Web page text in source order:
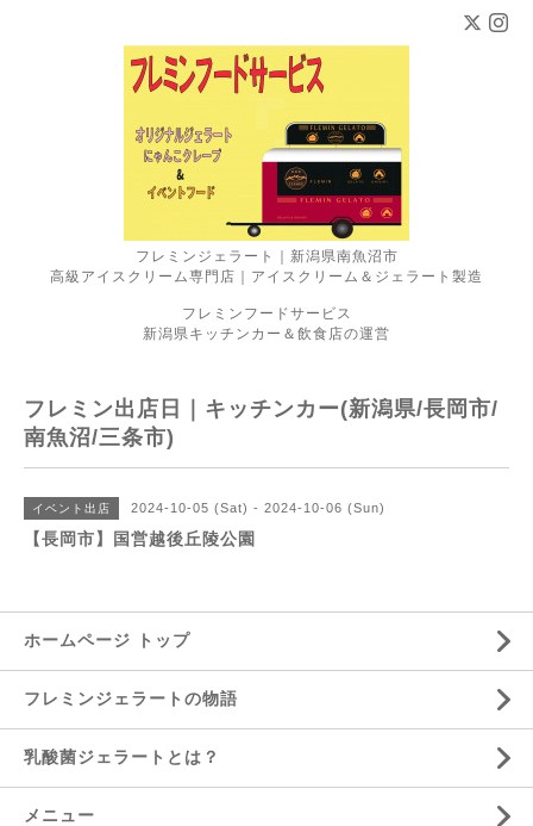
フレミンジェラート｜新潟県南魚沼市
高級アイスクリーム専門店｜アイスクリーム＆ジェラート製造
フレミンフードサービス
新潟県キッチンカー＆飲食店の運営
フレミン出店日｜キッチンカー(新潟県/長岡市/
南魚沼/三条市)
イベント出店 2024-10-05 (Sat) - 2024-10-06 (Sun)
【長岡市】国営越後丘陵公園
ホームページ トップ
フレミンジェラートの物語
乳酸菌ジェラートとは？
メニュー